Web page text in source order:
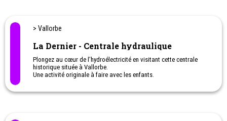
> Vallorbe
La Dernier - Centrale hydraulique
Plongez au cœur de l’hydroélectricité en visitant cette centrale
historique située à Vallorbe.
Une activité originale à faire avec les enfants.